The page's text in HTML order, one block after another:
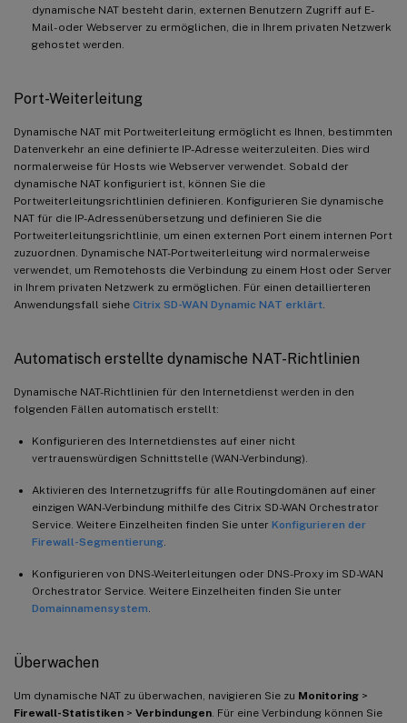
dynamische NAT besteht darin, externen Benutzern Zugriff auf E-
Mail- oder Webserver zu ermöglichen, die in Ihrem privaten Netzwerk
gehostet werden.
Port-Weiterleitung
Dynamische NAT mit Portweiterleitung ermöglicht es Ihnen, bestimmten
Datenverkehr an eine definierte IP-Adresse weiterzuleiten. Dies wird
normalerweise für Hosts wie Webserver verwendet. Sobald der
dynamische NAT konfiguriert ist, können Sie die
Portweiterleitungsrichtlinien definieren. Konfigurieren Sie dynamische
NAT für die IP-Adressenübersetzung und definieren Sie die
Portweiterleitungsrichtlinie, um einen externen Port einem internen Port
zuzuordnen. Dynamische NAT-Portweiterleitung wird normalerweise
verwendet, um Remotehosts die Verbindung zu einem Host oder Server
in Ihrem privaten Netzwerk zu ermöglichen. Für einen detaillierteren
Anwendungsfall siehe Citrix SD-WAN Dynamic NAT erklärt
Automatisch erstellte dynamische NAT-Richtlinien
Dynamische NAT-Richtlinien für den Internetdienst werden in den
folgenden Fällen automatisch erstellt:
Konfigurieren des Internetdienstes auf einer nicht
vertrauenswürdigen Schnittstelle (WAN-Verbindung).
Aktivieren des Internetzugriffs für alle Routingdomänen auf einer
einzigen WAN-Verbindung mithilfe des Citrix SD-WAN Orchestrator
Service. Weitere Einzelheiten finden Sie unter Konfigurieren der
Firewall-Segmentierung
Konfigurieren von DNS-Weiterleitungen oder DNS-Proxy im SD-WAN
Orchestrator Service. Weitere Einzelheiten finden Sie unter
Domainnamensystem
Überwachen
Um dynamische NAT zu überwachen, navigieren Sie zu Monitoring >
Firewall-Statistiken > Verbindungen . Für eine Verbindung können Sie